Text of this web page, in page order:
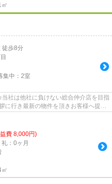
徒歩8分
中： 2室
社は他社に負けない総合仲介店を目指
に行き最新の物件を頂きお客様へ提供
費 8,000円)
：0ヶ月